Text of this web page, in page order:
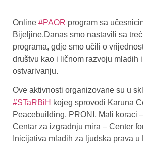
Online #PAOR program sa
Bijeljine.Danas smo nastavili sa
programa, gdje smo učili o
društvu kao i ličnom razvoju mladih
ostvarivanju.
Ove aktivnosti organizovane su u
#STaRBiH kojeg sprovodi Karuna
Peacebuilding, PRONI, Mali koraci
Centar za izgradnju mira – Center
Inicijativa mladih za ljudska prava